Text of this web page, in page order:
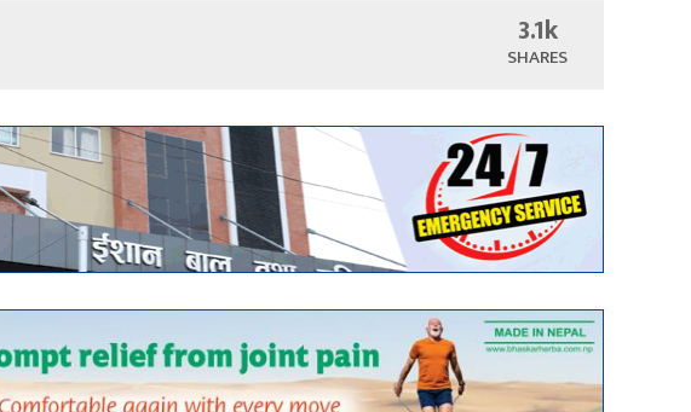
3.1k
SHARES